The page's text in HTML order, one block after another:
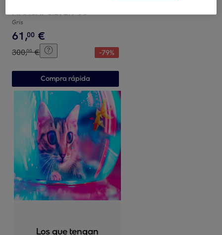
MAASAI-SILVER-00
Gris
61,00 €
300,00 € -79%
Compra rápida
Los que tengan